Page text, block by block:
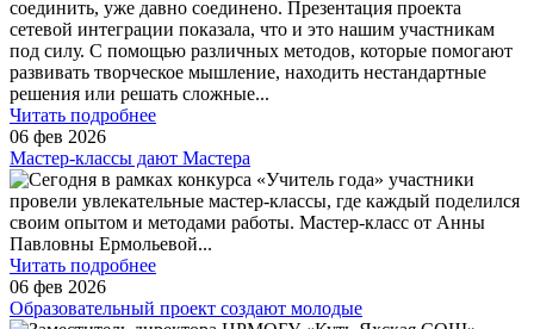
соединить, уже давно соединено. Презентация проекта
сетевой интеграции показала, что и это нашим участникам
под силу. С помощью различных методов, которые помогают
развивать творческое мышление, находить нестандартные
решения или решать сложные...
Читать подробнее
06 фев 2026
Мастер-классы дают Мастера
Сегодня в рамках конкурса «Учитель года» участники
провели увлекательные мастер-классы, где каждый поделился
своим опытом и методами работы. Мастер-класс от Анны
Павловны Ермольевой...
Читать подробнее
06 фев 2026
Образовательный проект создают молодые